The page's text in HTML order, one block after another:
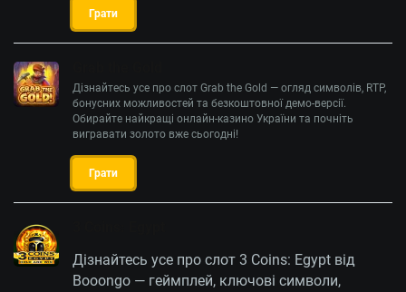
Грати
Дізнайтесь усе про слот Grab the Gold — огляд символів, RTP,
бонусних можливостей та безкоштовної демо-версії.
Обирайте найкращі онлайн-казино України та почніть
вигравати золото вже сьогодні!
Грати
Дізнайтесь усе про слот 3 Coins: Egypt від
Booongo — геймплей, ключові символи,